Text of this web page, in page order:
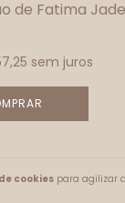
cookies para agilizar
de Fatima Jade
sem juros